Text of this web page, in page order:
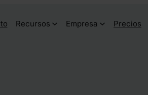
Recursos Empresa Precios